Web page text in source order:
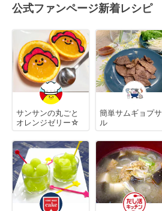
公式ファンページ新着レシピ
サンサンの丸ごと
オレンジゼリー☆
簡単サムギョプサ
ル